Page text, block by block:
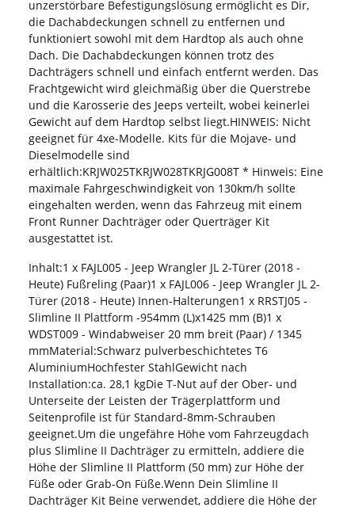
unzerstörbare Befestigungslösung ermöglicht es Dir,
die Dachabdeckungen schnell zu entfernen und
funktioniert sowohl mit dem Hardtop als auch ohne
Dach. Die Dachabdeckungen können trotz des
Dachträgers schnell und einfach entfernt werden. Das
Frachtgewicht wird gleichmäßig über die Querstrebe
und die Karosserie des Jeeps verteilt, wobei keinerlei
Gewicht auf dem Hardtop selbst liegt.HINWEIS: Nicht
geeignet für 4xe-Modelle. Kits für die Mojave- und
Dieselmodelle sind
erhältlich:KRJW025TKRJW028TKRJG008T * Hinweis: Eine
maximale Fahrgeschwindigkeit von 130km/h sollte
eingehalten werden, wenn das Fahrzeug mit einem
Front Runner Dachträger oder Querträger Kit
ausgestattet ist.
Inhalt:1 x FAJL005 - Jeep Wrangler JL 2-Türer (2018 -
Heute) Fußreling (Paar)1 x FAJL006 - Jeep Wrangler JL 2-
Türer (2018 - Heute) Innen-Halterungen1 x RRSTJ05 -
Slimline II Plattform -954mm (L)x1425 mm (B)1 x
WDST009 - Windabweiser 20 mm breit (Paar) / 1345
mmMaterial:Schwarz pulverbeschichtetes T6
AluminiumHochfester StahlGewicht nach
Installation:ca. 28,1 kgDie T-Nut auf der Ober- und
Unterseite der Leisten der Trägerplattform und
Seitenprofile ist für Standard-8mm-Schrauben
geeignet.Um die ungefähre Höhe vom Fahrzeugdach
plus Slimline II Dachträger zu ermitteln, addiere die
Höhe der Slimline II Plattform (50 mm) zur Höhe der
Füße oder Grab-On Füße.Wenn Dein Slimline II
Dachträger Kit Beine verwendet, addiere die Höhe der